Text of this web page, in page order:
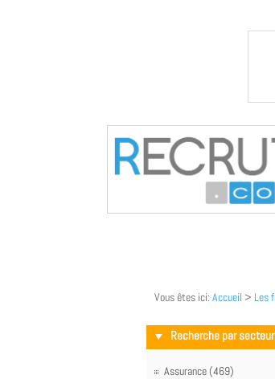
Vous êtes ici: Accueil > Les
Recherche par
Assurance (469)